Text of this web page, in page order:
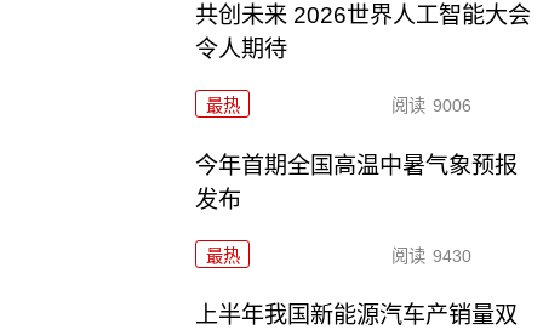
共创未来 2026世界人工智能大会
令人期待
最热 阅读 9006
今年首期全国高温中暑气象预报
发布
最热 阅读 9430
上半年我国新能源汽车产销量双